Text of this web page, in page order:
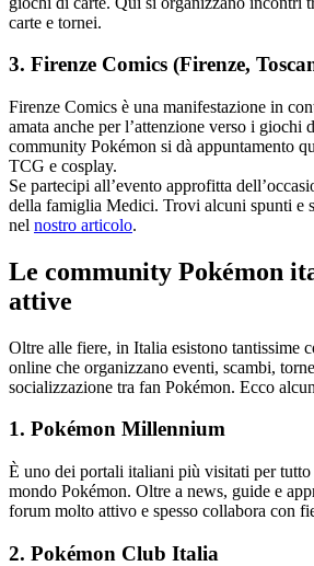
carte e tornei.
3. Firenze Comics (Firenze,
Firenze Comics è una manifestazione in
amata anche per l’attenzione verso i giochi
community Pokémon si dà appuntamento
TCG e cosplay.
Se partecipi all’evento approfitta
della famiglia Medici. Trovi alcuni spunti e
nel nostro articolo.
Le community Pokémon
attive
Oltre alle fiere, in Italia esistono tantissime
online che organizzano eventi, scambi,
socializzazione tra fan Pokémon. Ecco
1. Pokémon Millennium
È uno dei portali italiani più visitati per
mondo Pokémon. Oltre a news, guide e
forum molto attivo e spesso collabora con
2. Pokémon Club Italia